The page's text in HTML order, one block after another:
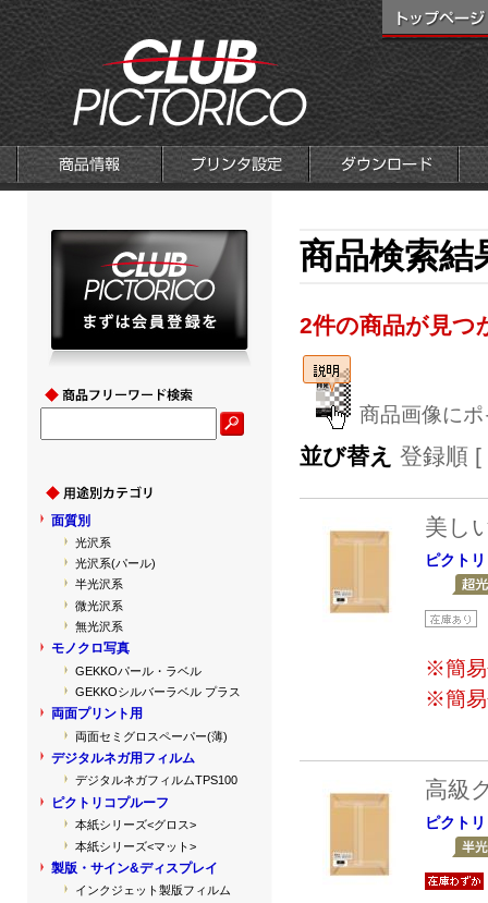
商品検索結
2件の商品が見つ
商品画像に
並び替え 登録順 [
美し
ピクト
※簡易
※簡易
高級
ピクト
面質別
光沢系
光沢系(パール)
半光沢系
微光沢系
無光沢系
モノクロ写真
GEKKOパール・ラベル
GEKKOシルバーラベル プラス
両面プリント用
両面セミグロスペーパー(薄)
デジタルネガ用フィルム
デジタルネガフィルムTPS100
ピクトリコプルーフ
本紙シリーズ<グロス>
本紙シリーズ<マット>
製版・サイン&ディスプレイ
インクジェット製版フィルム